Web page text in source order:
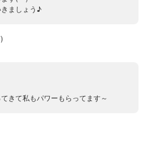
きましょう♪
)
きて私もパワーもらってます～